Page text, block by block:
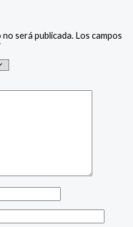
será publicada. Los campos